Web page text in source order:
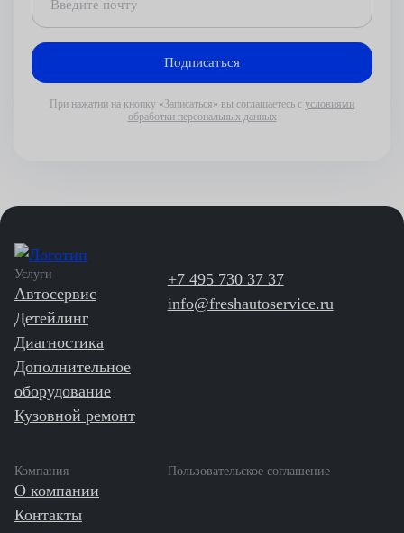
При нажатии на кнопку «Записаться» вы соглашаетесь с условиями
обработки персональных данных
Услуги
Автосервис
Детейлинг
Диагностика
Дополнительное
оборудование
Кузовной ремонт
Компания
О компании
Контакты
Пользовательское соглашение
+7 495 730 37 37
info@freshautoservice.ru